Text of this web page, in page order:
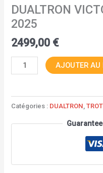
DUALTRON
2025
2499,00 €
AJOUTER AU
Catégories : DUALTRON ,